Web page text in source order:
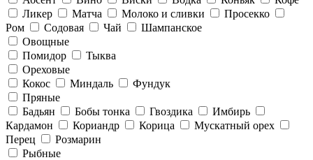
Ликер
Матча Молоко и сливки
Просекко
Ром
Содовая Чай
Шампанское
Овощные
Помидор
Тыква
Ореховые
Кокос
Миндаль
Фундук
Пряные
Бадьян
Бобы тонка Гвоздика
Имбирь
Кардамон
Кориандр Корица
Мускатный орех
Перец
Розмарин
Рыбные